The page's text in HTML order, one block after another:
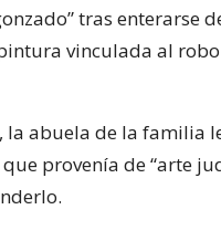
tras enterarse
vinculada al
abuela de la familia
provenía de “arte